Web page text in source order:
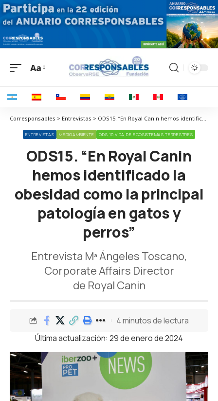
Aa
Corresponsables > Entrevistas > ODS15. “En Royal Canin hemos identificado la obesidad como la principal patología en gatos y perros”
ENTREVISTAS MEDIOAMBIENTE ODS 15 VIDA DE ECOSISTEMAS TERRESTRES
ODS15. “En Royal Canin
hemos identificado la
obesidad como la principal
patología en gatos y
perros”
Entrevista Mª Ángeles Toscano,
Corporate Affairs Director
de Royal Canin
Última actualización: 29 de enero de 2024
4 minutos de lectura